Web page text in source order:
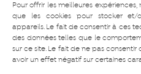
Pour offrir les meilleures
que les cookies pour stocker et/
appareils. Le fait de consentir à ces
des données telles que le
sur ce site. Le fait de ne pas
avoir un effet négatif sur certaines
Découvrir en plus en détail
d’Amélie Cabocel.